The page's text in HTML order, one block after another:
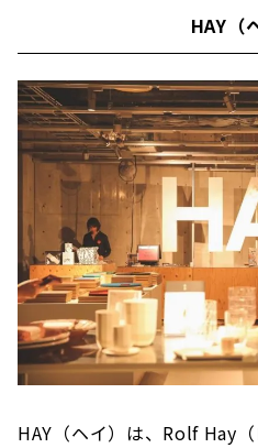
HAY（
HAY（ヘイ）は、Rolf Hay